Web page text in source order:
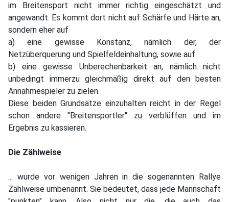
im Breitensport nicht immer richtig eingeschätzt und
angewandt. Es kommt dort nicht auf Schärfe und Härte an,
sondern eher auf
a) eine gewisse Konstanz, nämlich der, der
Netzüberquerung und Spielfeldeinhaltung, sowie auf
b) eine gewisse Unberechenbarkeit an, nämlich nicht
unbedingt immerzu gleichmäßig direkt auf den besten
Annahmespieler zu zielen.
Diese beiden Grundsätze einzuhalten reicht in der Regel
schon andere "Breitensportler" zu verblüffen und im
Ergebnis zu kassieren.
Die Zählweise
... wurde vor wenigen Jahren in die sogenannten Rallye
Zählweise umbenannt. Sie bedeutet, dass jede Mannschaft